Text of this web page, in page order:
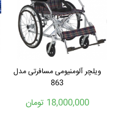
ویلچر آلومنیومی مسافرتی مدل
863
18,000,000 تومان